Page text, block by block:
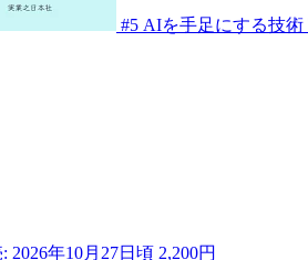
#5 AIを手足にする技術
2026年10月27日頃 2,200円